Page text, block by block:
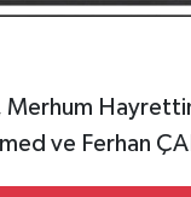
Merhum
ve Ferhan